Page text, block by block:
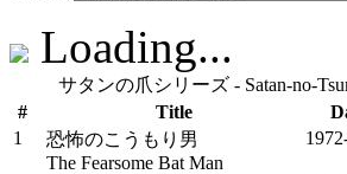
Loading...
サタンの爪シリーズ - Satan-no-
#
Title
1
恐怖のこうもり男
The Fearsome Bat Man